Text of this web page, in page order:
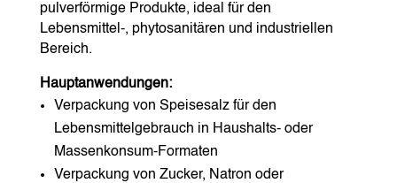
pulverförmige Produkte, ideal für den
Lebensmittel-, phytosanitären und industriellen
Bereich.
Hauptanwendungen:
Verpackung von Speisesalz für den
Lebensmittelgebrauch in Haushalts- oder
Massenkonsum-Formaten
Verpackung von Zucker, Natron oder